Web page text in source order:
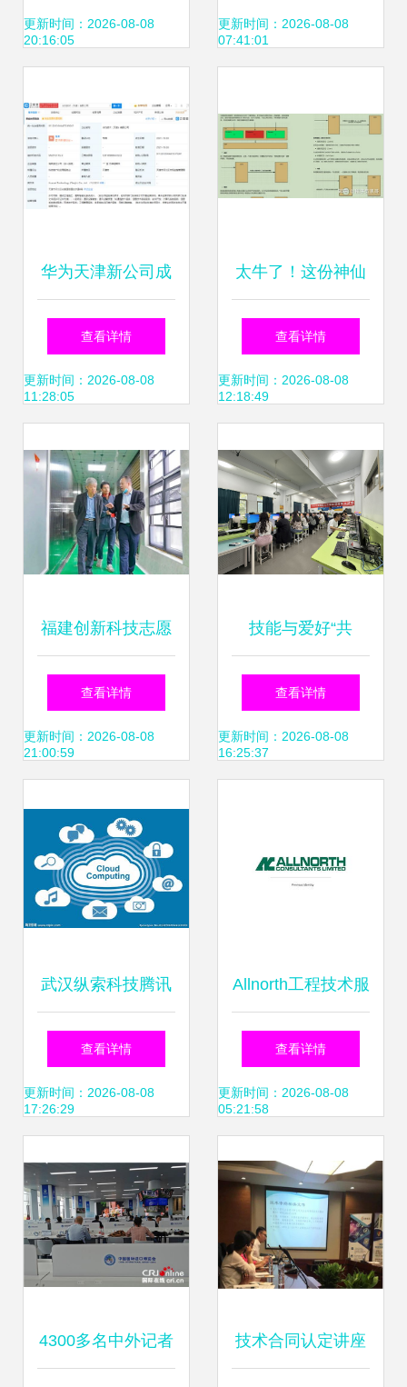
展，荣登2024上海
榜单
更新时间：2026-08-08
20:16:05
理技术服务咨询指
更新时间：2026-08-08
07:41:01
华为天津新公司成
立，业务拓展至建
设工程与技术咨询
查看详情
更新时间：2026-08-08
11:28:05
太牛了！这份神仙
级Spring Cloud
Alibaba全套笔记，
方位讲解微服务技
术栈
查看详情
更新时间：2026-08-08
12:18:49
福建创新科技志愿
服务模式 “企业点
单、科协派单、科
术咨询升级
查看详情
更新时间：2026-08-08
21:00:59
技能与爱好“共
舞”，宁波海曙开启
职业技能竞赛与技
查看详情
更新时间：2026-08-08
16:25:37
武汉纵索科技腾讯
云服务器服务 专
业、可靠的技术支
查看详情
更新时间：2026-08-08
17:26:29
Allnorth工程技术服
务咨询公司品牌形
象推广设计解析
查看详情
更新时间：2026-08-08
05:21:58
4300多名中外记者 技术合同认定讲座